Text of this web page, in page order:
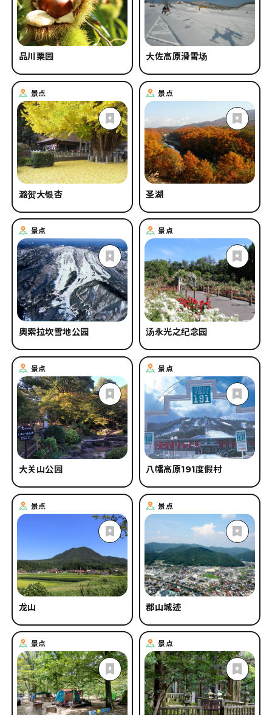
品川栗园 大佐高原滑雪场
景点
潞贺大银杏
景点
圣湖
景点
奥索拉坎雪地公园
景点
汤永光之纪念园
景点
大关山公园
景点
八幡高原191度假村
景点
龙山
景点
郡山城迹
景点 景点